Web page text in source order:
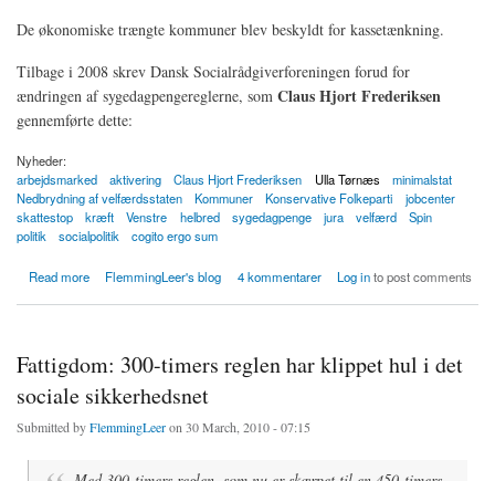
De økonomiske trængte kommuner blev beskyldt for kassetænkning.
Tilbage i 2008 skrev Dansk Socialrådgiverforeningen forud for
ændringen af sygedagpengereglerne, som Claus Hjort Frederiksen
gennemførte dette:
Nyheder:
arbejdsmarked
aktivering Claus Hjort Frederiksen Ulla Tørnæs
minimalstat
Nedbrydning af velfærdsstaten
Kommuner Konservative Folkeparti
jobcenter
skattestop
kræft Venstre helbred sygedagpenge jura velfærd
Spin
politik
socialpolitik cogito ergo sum
Read more
about Velfærdsstaten knager: Forudsigelig aktivering af folk på sygedagpenge
FlemmingLeer's blog 4 kommentarer Log into post comments
Fattigdom: 300-timers reglen har klippet hul i det
sociale sikkerhedsnet
Submitted byFlemmingLeeron 30 March, 2010 - 07:15